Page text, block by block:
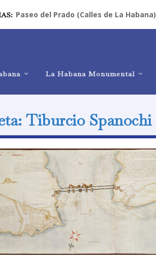
Paseo del Prado (Calles de La Habana)
La Habana Monumental
Tiburcio Spanochi